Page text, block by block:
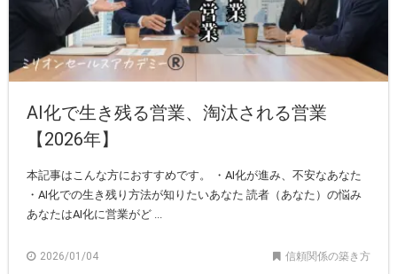
AI化で生き残る営業、淘汰される営業
【2026年】
本記事はこんな方におすすめです。 ・AI化が進み、不安なあなた
・AI化での生き残り方法が知りたいあなた 読者（あなた）の悩み
あなたはAI化に営業がど ...
2026/01/04 信頼関係の築き方